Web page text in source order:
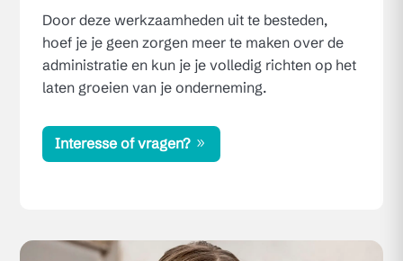
Door deze werkzaamheden uit te besteden,
hoef je je geen zorgen meer te maken over de
administratie en kun je je volledig richten op het
laten groeien van je onderneming.
Interesse of vragen?